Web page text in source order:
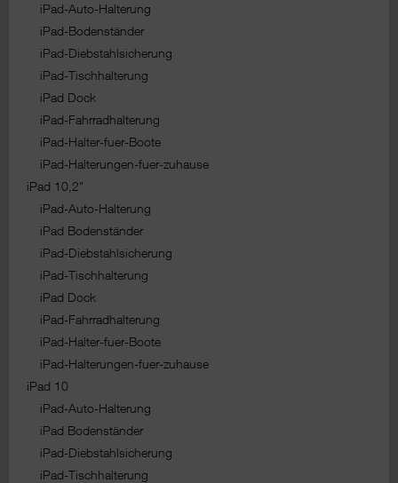
iPad-Auto-Halterung
iPad-Bodenständer
iPad-Diebstahlsicherung
iPad-Tischhalterung
iPad Dock
iPad-Fahrradhalterung
iPad-Halter-fuer-Boote
iPad-Halterungen-fuer-zuhause
iPad 10,2"
iPad-Auto-Halterung
iPad Bodenständer
iPad-Diebstahlsicherung
iPad-Tischhalterung
iPad Dock
iPad-Fahrradhalterung
iPad-Halter-fuer-Boote
iPad-Halterungen-fuer-zuhause
iPad 10
iPad-Auto-Halterung
iPad Bodenständer
iPad-Diebstahlsicherung
iPad-Tischhalterung